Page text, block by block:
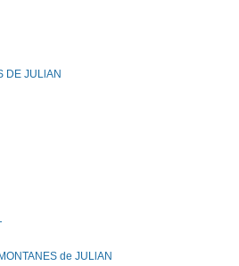
DE JULlAN
de JULlAN